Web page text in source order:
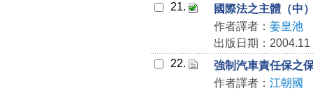
21.
國際法之主體（中
作者譯者： 姜皇池
出版日期：2004.11
22.
強制汽車責任保之
作者譯者： 江朝國